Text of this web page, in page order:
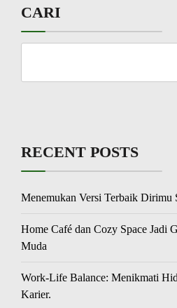
CARI
RECENT POSTS
Menemukan Versi Terbaik Dirimu
Home Café dan Cozy Space Jadi
Muda
Work-Life Balance: Menikmati
Karier.